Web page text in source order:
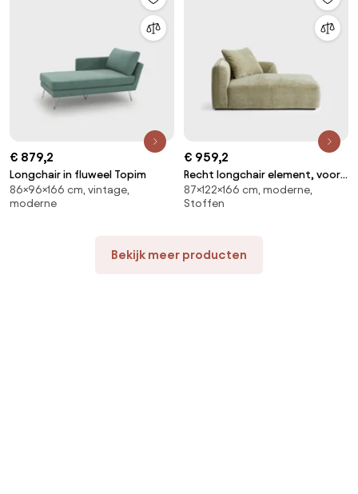
€ 879,2
Longchair in fluweel Topim
86×96×166 cm, vintage,
moderne
€ 959,2
Recht longchair element, voor
modulaire bank, in jacquard
chenille, AMAD
87×122×166 cm, moderne,
Stoffen
Bekijk meer producten